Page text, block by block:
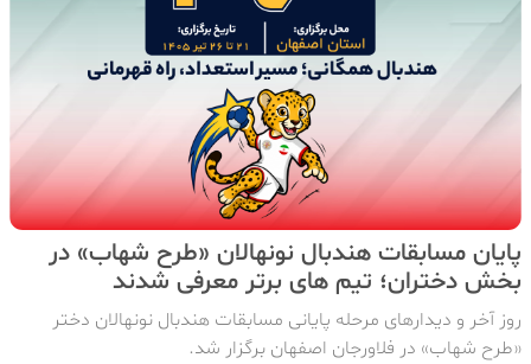
پایان مسابقات هندبال نونهالان «طرح شهاب» در
بخش دختران؛ تیم های برتر معرفی شدند
روز آخر و دیدارهای مرحله پایانی مسابقات هندبال نونهالان دختر
«طرح شهاب» در فلاورجان اصفهان برگزار شد.